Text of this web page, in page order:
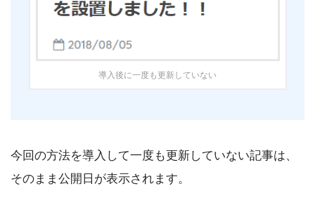
導入後に一度も更新していない
今回の方法を導入して一度も更新していない記事は、
そのまま公開日が表示されます。